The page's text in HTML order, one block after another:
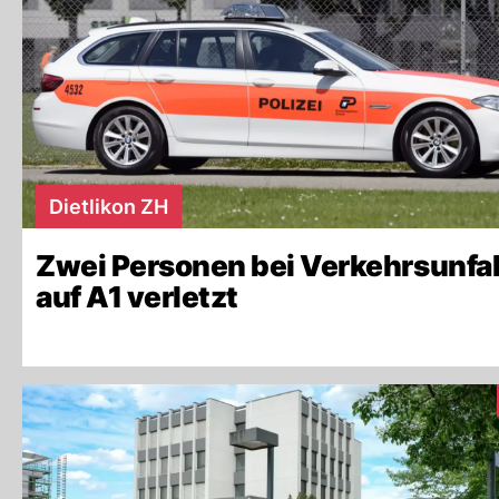
Dietlikon ZH
Zwei Personen bei
auf A1 verletzt